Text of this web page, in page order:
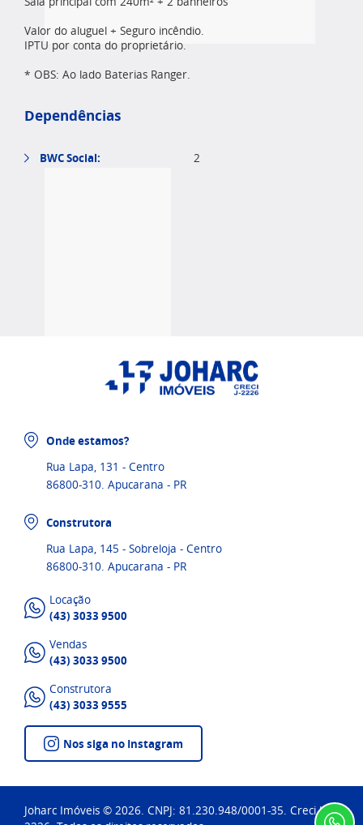
Valor do aluguel + Seguro incêndio.
IPTU por conta do proprietário.
* OBS: Ao lado Baterias Ranger.
Dependências
BWC Social: 2
Onde estamos?
Rua Lapa, 131 - Centro
86800-310. Apucarana - PR
Construtora
Rua Lapa, 145 - Sobreloja - Centro
86800-310. Apucarana - PR
Locação
(43) 3033 9500
Vendas
(43) 3033 9500
Construtora
(43) 3033 9555
Nos siga no Instagram
Joharc Imóveis © 2026. CNPJ: 81.230.948/0001-35. Creci J-